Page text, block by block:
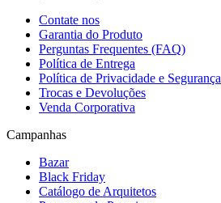
Contate nos
Garantia do Produto
Perguntas Frequentes (FAQ)
Política de Entrega
Política de Privacidade e Segurança
Trocas e Devoluções
Venda Corporativa
Campanhas
Bazar
Black Friday
Catálogo de Arquitetos